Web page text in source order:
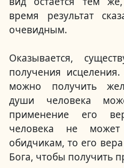
время результат
очевидным.
Оказывается,
получения исцеления.
можно получить
души человека
применение его
человека не
обидчикам, то его
Бога, чтобы получить